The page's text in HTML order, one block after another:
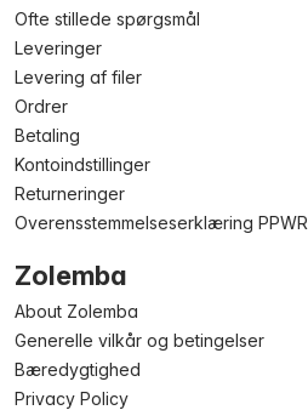
Ofte stillede spørgsmål
Leveringer
Levering af filer
Ordrer
Betaling
Kontoindstillinger
Returneringer
Overensstemmelseserklæring PPWR
Zolemba
About Zolemba
Generelle vilkår og betingelser
Bæredygtighed
Privacy Policy